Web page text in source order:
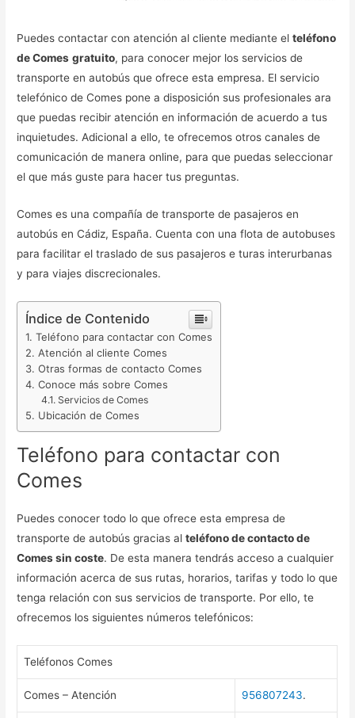
Puedes contactar con atención al cliente mediante elteléfono
de Comes gratuito, para conocer mejor los servicios de
transporte en autobús que ofrece esta empresa. El servicio
telefónico de Comes pone a disposición sus profesionales ara
que puedas recibir atención en información de acuerdo a tus
inquietudes. Adicional a ello, te ofrecemos otros canales de
comunicación de manera online, para que puedas seleccionar
el que más guste para hacer tus preguntas.
Comes es una compañía de transporte de pasajeros en
autobús en Cádiz, España. Cuenta con una flota de autobuses
para facilitar el traslado de sus pasajeros e turas interurbanas
y para viajes discrecionales.
Índice de Contenido
Teléfono para contactar con Comes
Atención al cliente Comes
Otras formas de contacto Comes
Conoce más sobre Comes
Servicios de Comes
Ubicación de Comes
Teléfono para contactar con
Comes
Puedes conocer todo lo que ofrece esta empresa de
transporte de autobús gracias alteléfono de contacto de
Comes sin coste. De esta manera tendrás acceso a cualquier
información acerca de sus rutas, horarios, tarifas y todo lo que
tenga relación con sus servicios de transporte. Por ello, te
ofrecemos los siguientes números telefónicos:
Teléfonos Comes
Comes – Atención 956807243.